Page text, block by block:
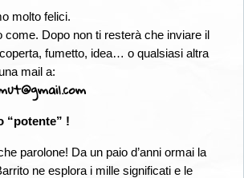
molto felici.
come. Dopo non ti resterà che inviare il
fumetto, idea… o qualsiasi altra
mail a:
“potente” !
parolone! Da un paio d’anni ormai la
ne esplora i mille significati e le